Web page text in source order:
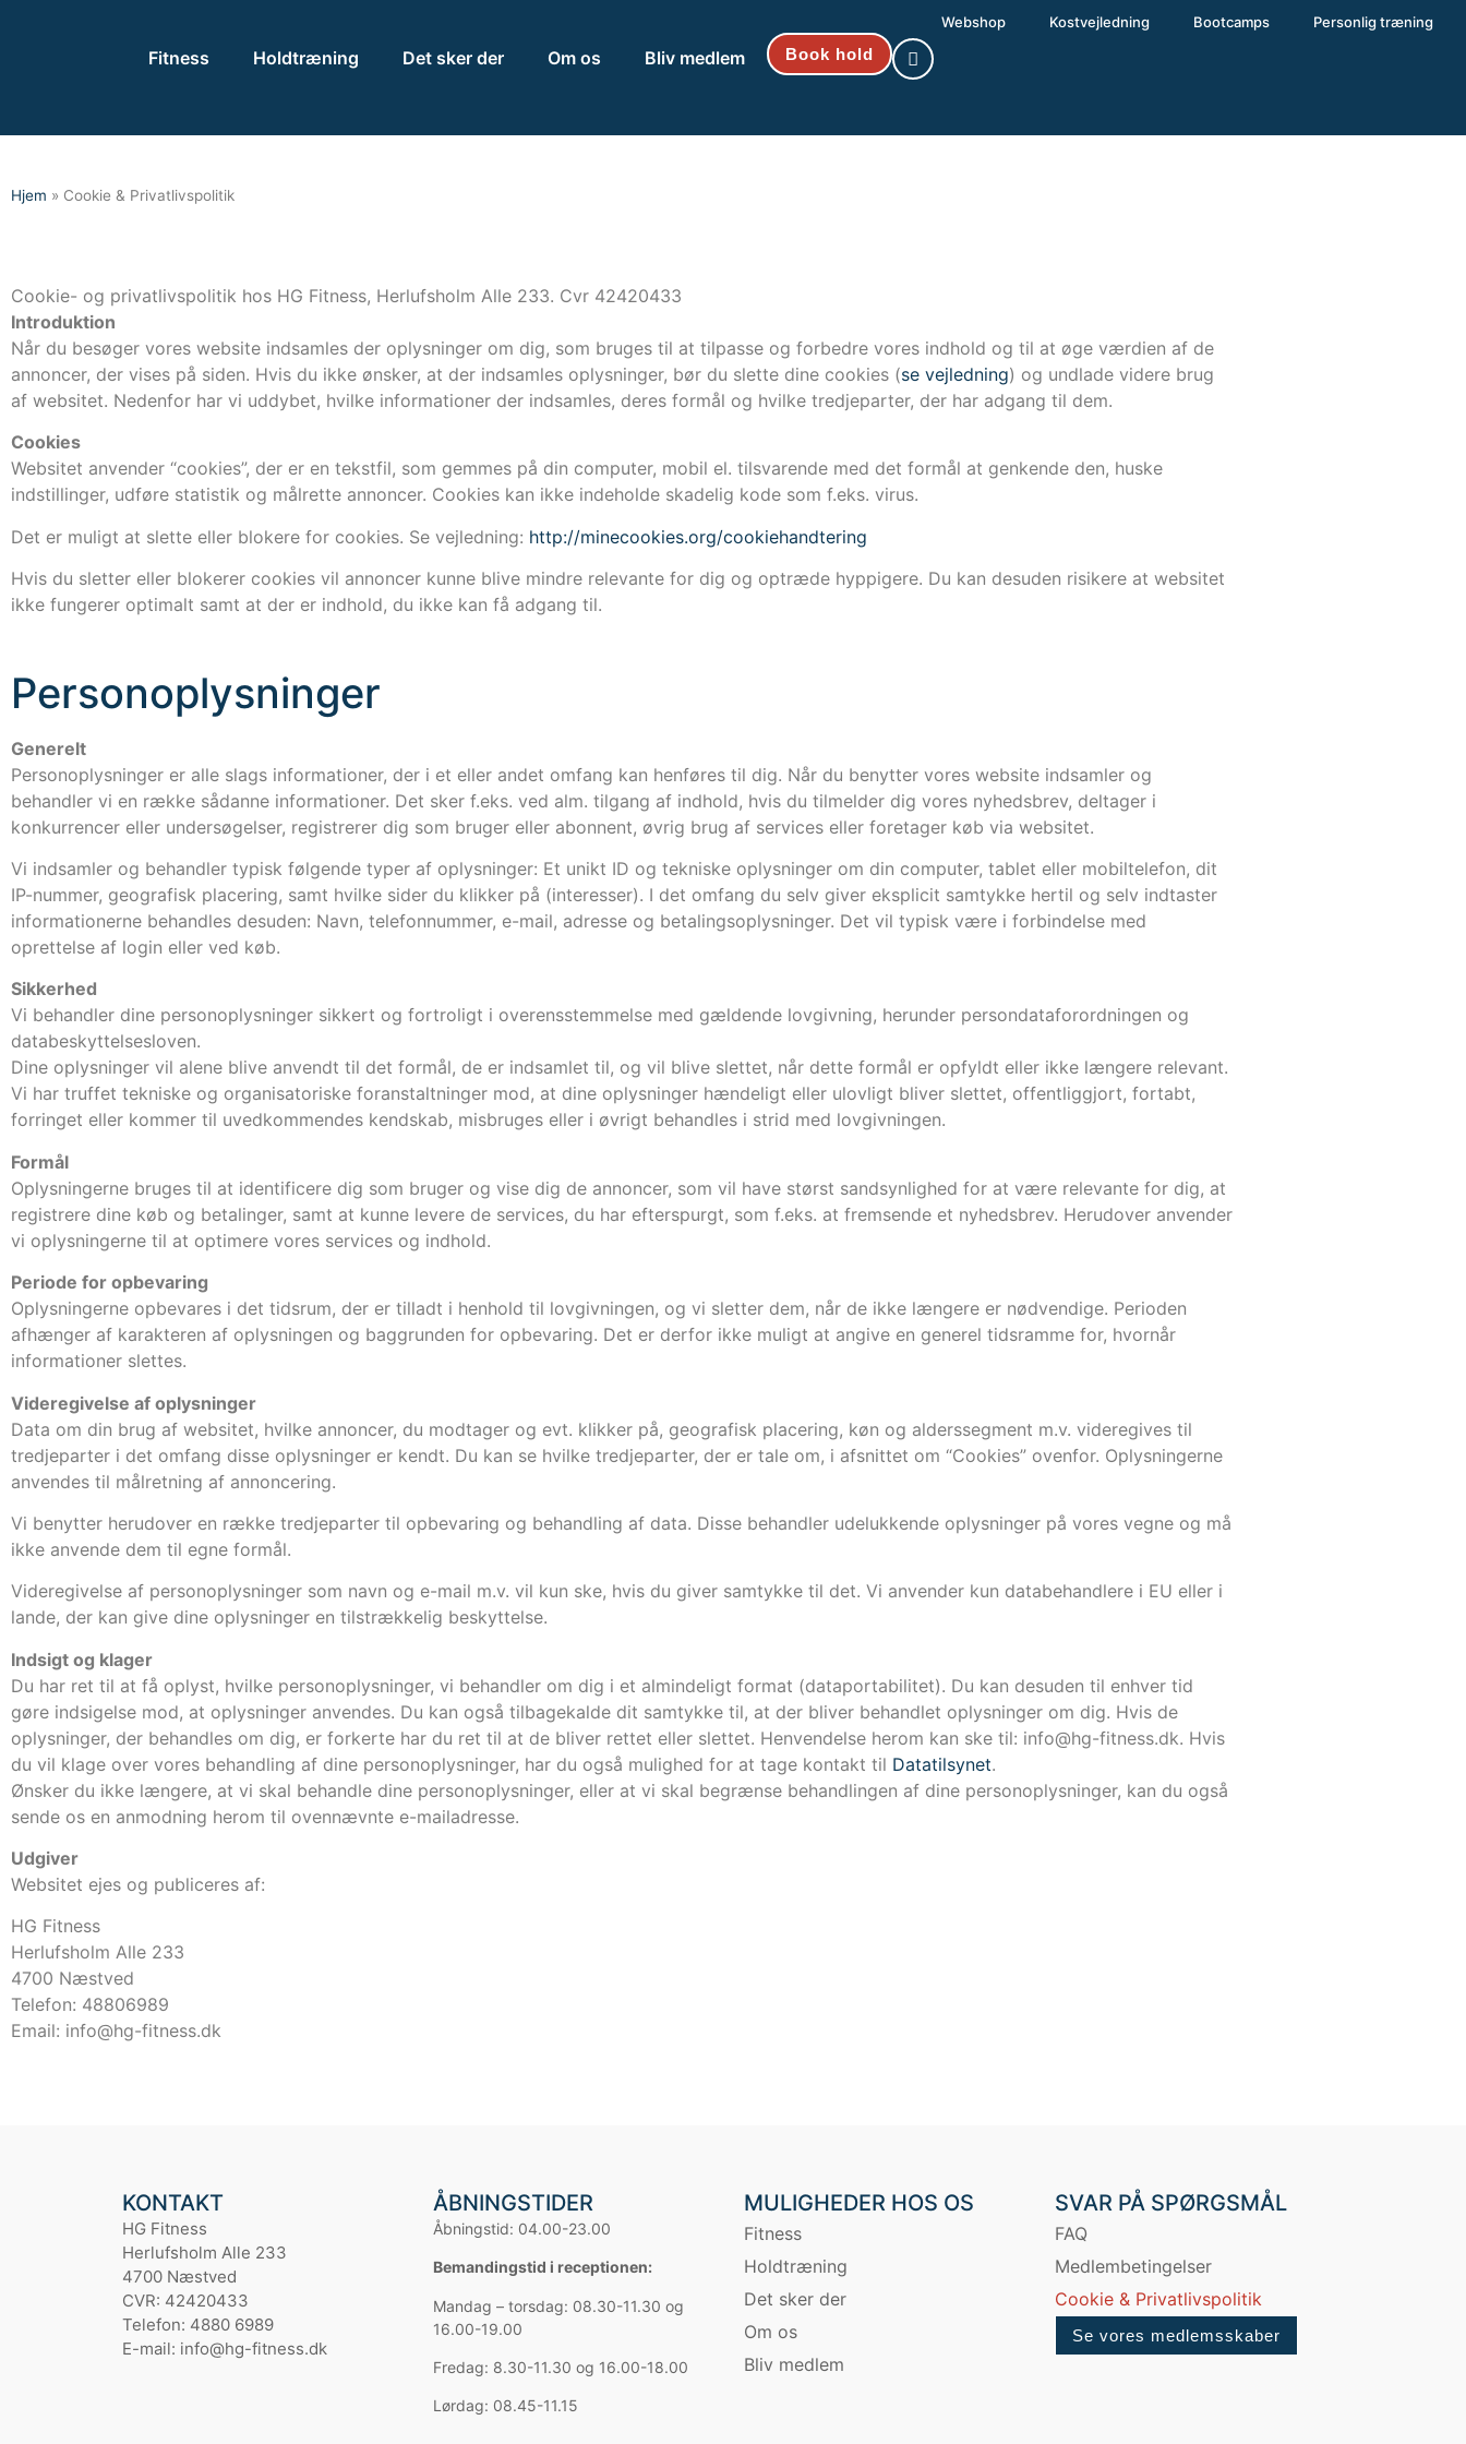
Webshop Kostvejledning Bootcamps Personlig træning
Fitness Holdtræning Det sker der Om os Bliv medlem Book hold
Hjem » Cookie & Privatlivspolitik
Cookie- og privatlivspolitik hos HG Fitness, Herlufsholm Alle 233. Cvr 42420433
Introduktion
Når du besøger vores website indsamles der oplysninger om dig, som bruges til at tilpasse og forbedre vores indhold og til at øge værdien af de
annoncer, der vises på siden. Hvis du ikke ønsker, at der indsamles oplysninger, bør du slette dine cookies (se vejledning) og undlade videre brug
af websitet. Nedenfor har vi uddybet, hvilke informationer der indsamles, deres formål og hvilke tredjeparter, der har adgang til dem.
Cookies
Websitet anvender “cookies”, der er en tekstfil, som gemmes på din computer, mobil el. tilsvarende med det formål at genkende den, huske
indstillinger, udføre statistik og målrette annoncer. Cookies kan ikke indeholde skadelig kode som f.eks. virus.
Det er muligt at slette eller blokere for cookies. Se vejledning: http://minecookies.org/cookiehandtering
Hvis du sletter eller blokerer cookies vil annoncer kunne blive mindre relevante for dig og optræde hyppigere. Du kan desuden risikere at websitet
ikke fungerer optimalt samt at der er indhold, du ikke kan få adgang til.
Personoplysninger
Generelt
Personoplysninger er alle slags informationer, der i et eller andet omfang kan henføres til dig. Når du benytter vores website indsamler og
behandler vi en række sådanne informationer. Det sker f.eks. ved alm. tilgang af indhold, hvis du tilmelder dig vores nyhedsbrev, deltager i
konkurrencer eller undersøgelser, registrerer dig som bruger eller abonnent, øvrig brug af services eller foretager køb via websitet.
Vi indsamler og behandler typisk følgende typer af oplysninger: Et unikt ID og tekniske oplysninger om din computer, tablet eller mobiltelefon, dit
IP-nummer, geografisk placering, samt hvilke sider du klikker på (interesser). I det omfang du selv giver eksplicit samtykke hertil og selv indtaster
informationerne behandles desuden: Navn, telefonnummer, e-mail, adresse og betalingsoplysninger. Det vil typisk være i forbindelse med
oprettelse af login eller ved køb.
Sikkerhed
Vi behandler dine personoplysninger sikkert og fortroligt i overensstemmelse med gældende lovgivning, herunder persondataforordningen og
databeskyttelsesloven.
Dine oplysninger vil alene blive anvendt til det formål, de er indsamlet til, og vil blive slettet, når dette formål er opfyldt eller ikke længere relevant.
Vi har truffet tekniske og organisatoriske foranstaltninger mod, at dine oplysninger hændeligt eller ulovligt bliver slettet, offentliggjort, fortabt,
forringet eller kommer til uvedkommendes kendskab, misbruges eller i øvrigt behandles i strid med lovgivningen.
Formål
Oplysningerne bruges til at identificere dig som bruger og vise dig de annoncer, som vil have størst sandsynlighed for at være relevante for dig, at
registrere dine køb og betalinger, samt at kunne levere de services, du har efterspurgt, som f.eks. at fremsende et nyhedsbrev. Herudover anvender
vi oplysningerne til at optimere vores services og indhold.
Periode for opbevaring
Oplysningerne opbevares i det tidsrum, der er tilladt i henhold til lovgivningen, og vi sletter dem, når de ikke længere er nødvendige. Perioden
afhænger af karakteren af oplysningen og baggrunden for opbevaring. Det er derfor ikke muligt at angive en generel tidsramme for, hvornår
informationer slettes.
Videregivelse af oplysninger
Data om din brug af websitet, hvilke annoncer, du modtager og evt. klikker på, geografisk placering, køn og alderssegment m.v. videregives til
tredjeparter i det omfang disse oplysninger er kendt. Du kan se hvilke tredjeparter, der er tale om, i afsnittet om “Cookies” ovenfor. Oplysningerne
anvendes til målretning af annoncering.
Vi benytter herudover en række tredjeparter til opbevaring og behandling af data. Disse behandler udelukkende oplysninger på vores vegne og må
ikke anvende dem til egne formål.
Videregivelse af personoplysninger som navn og e-mail m.v. vil kun ske, hvis du giver samtykke til det. Vi anvender kun databehandlere i EU eller i
lande, der kan give dine oplysninger en tilstrækkelig beskyttelse.
Indsigt og klager
Du har ret til at få oplyst, hvilke personoplysninger, vi behandler om dig i et almindeligt format (dataportabilitet). Du kan desuden til enhver tid
gøre indsigelse mod, at oplysninger anvendes. Du kan også tilbagekalde dit samtykke til, at der bliver behandlet oplysninger om dig. Hvis de
oplysninger, der behandles om dig, er forkerte har du ret til at de bliver rettet eller slettet. Henvendelse herom kan ske til: info@hg-fitness.dk. Hvis
du vil klage over vores behandling af dine personoplysninger, har du også mulighed for at tage kontakt til Datatilsynet.
Ønsker du ikke længere, at vi skal behandle dine personoplysninger, eller at vi skal begrænse behandlingen af dine personoplysninger, kan du også
sende os en anmodning herom til ovennævnte e-mailadresse.
Udgiver
Websitet ejes og publiceres af:
HG Fitness
Herlufsholm Alle 233
4700 Næstved
Telefon: 48806989
Email: info@hg-fitness.dk
KONTAKT
HG Fitness
Herlufsholm Alle 233
4700 Næstved
CVR: 42420433
Telefon: 4880 6989
E-mail: info@hg-fitness.dk
ÅBNINGSTIDER
Åbningstid: 04.00-23.00
Bemandingstid i receptionen:
Mandag – torsdag: 08.30-11.30 og
16.00-19.00
Fredag: 8.30-11.30 og 16.00-18.00
Lørdag: 08.45-11.15
MULIGHEDER HOS OS
Fitness
Holdtræning
Det sker der
Om os
Bliv medlem
SVAR PÅ SPØRGSMÅL
FAQ
Medlembetingelser
Cookie & Privatlivspolitik
Se vores medlemsskaber